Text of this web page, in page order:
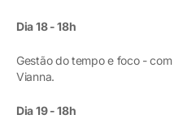
Dia 18 - 18h
Gestão do tempo e foco -
Vianna.
Dia 19 - 18h